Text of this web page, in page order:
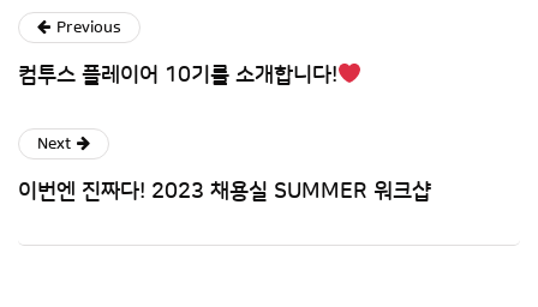
Previous
컴투스 플레이어 10기를 소개합니다!
Next
이번엔 진짜다! 2023 채용실 SUMMER 워크샵